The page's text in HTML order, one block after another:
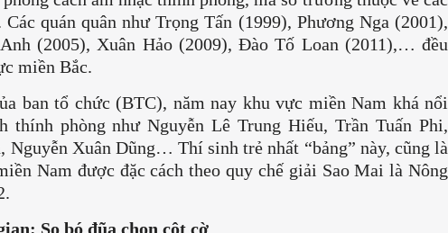
quán quân như Trọng Tấn (1999), Phương Nga (2001),
(2005), Xuân Hảo (2009), Đào Tố Loan (2011),… đều
miền Bắc.
ban tổ chức (BTC), năm nay khu vực miền Nam khá nổi
thính phòng như Nguyễn Lê Trung Hiếu, Trần Tuấn Phi,
Nguyễn Xuân Dũng… Thí sinh trẻ nhất “bảng” này, cũng là
Nam được đặc cách theo quy chế giải Sao Mai là Nông
So bó đũa chọn cột cờ